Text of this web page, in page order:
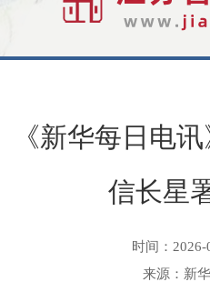
《新华每日电
信长星
时间：2026-
来源：新